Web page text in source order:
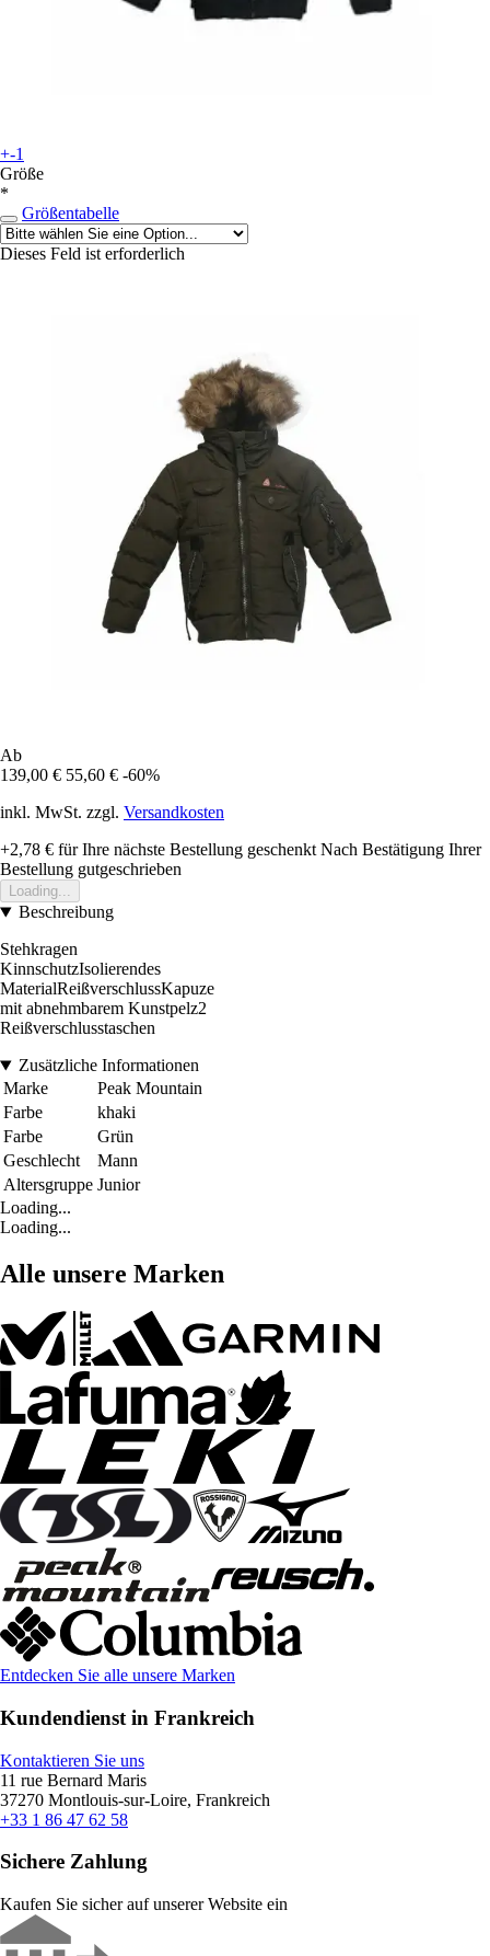
+-1
Größe
*
Größentabelle
Dieses Feld ist erforderlich
Ab
139,00 € 55,60 € -60%
inkl. MwSt. zzgl. Versandkosten
+2,78 € für Ihre nächste Bestellung geschenkt Nach Bestätigung Ihrer
Bestellung gutgeschrieben
Loading...
Beschreibung
Stehkragen
KinnschutzIsolierendes
MaterialReißverschlussKapuze
mit abnehmbarem Kunstpelz2
Reißverschlusstaschen
Zusätzliche Informationen
Marke
Peak Mountain
Farbe
khaki
Farbe
Grün
Geschlecht
Mann
Altersgruppe Junior
Loading...
Loading...
Alle unsere Marken
Entdecken Sie alle unsere Marken
Kundendienst in Frankreich
Kontaktieren Sie uns
11 rue Bernard Maris
37270 Montlouis-sur-Loire, Frankreich
+33 1 86 47 62 58
Sichere Zahlung
Kaufen Sie sicher auf unserer Website ein